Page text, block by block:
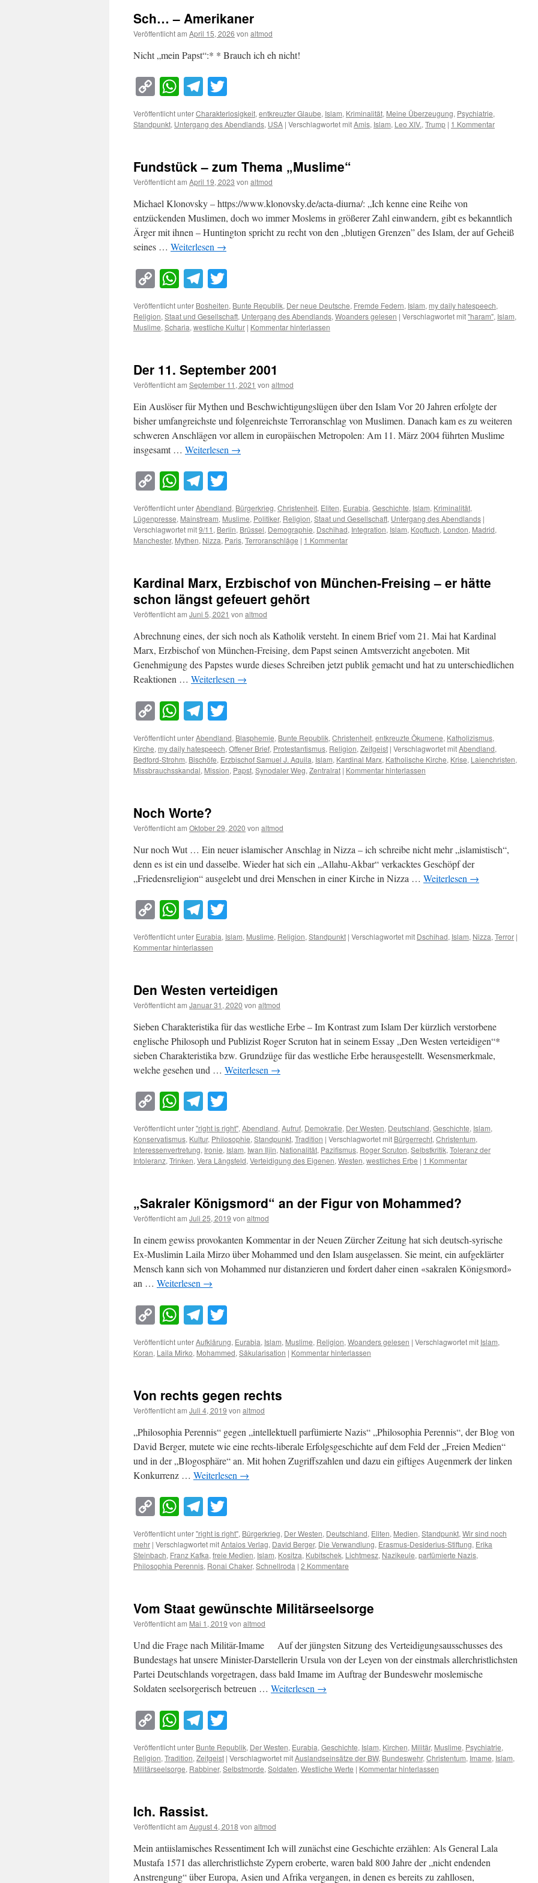
Sch… – Amerikaner
Veröffentlicht am April 15, 2026 von altmod
Nicht „mein Papst“:* * Brauch ich eh nicht!
Copy
Link
WhatsApp
Telegram
Veröffentlicht unterCharakterlosigkeit,entkreuzter Glaube, Islam, Kriminalität, Meine Überzeugung, Psychiatrie,
Standpunkt, Untergang des Abendlands, USA | Verschlagwortet mitAmis, Islam, Leo XIV.,Trump | 1 Kommentar
Fundstück – zum Thema „Muslime“
Veröffentlicht am April 19, 2023 von altmod
Michael Klonovsky – https://www.klonovsky.de/acta-diurna/: „Ich kenne eine Reihe von
entzückenden Muslimen, doch wo immer Moslems in größerer Zahl einwandern, gibt es bekanntlich
Ärger mit ihnen – Huntington spricht zu recht von den „blutigen Grenzen” des Islam, der auf Geheiß
seines … Weiterlesen →
Copy
Link
WhatsApp
Telegram
Veröffentlicht unter Bosheiten, Bunte Republik, Der neue Deutsche, Fremde Federn, Islam, my daily hatespeech,
Religion, Staat und Gesellschaft, Untergang des Abendlands, Woanders gelesen | Verschlagwortet mit"haram", Islam,
Muslime, Scharia, westliche Kultur | Kommentar hinterlassen
Der 11. September 2001
Veröffentlicht am September 11, 2021 von altmod
Ein Auslöser für Mythen und Beschwichtigungslügen über den Islam Vor 20 Jahren erfolgte der
bisher umfangreichste und folgenreichste Terroranschlag von Muslimen. Danach kam es zu weiteren
schweren Anschlägen vor allem in europäischen Metropolen: Am 11. März 2004 führten Muslime
insgesamt … Weiterlesen →
Copy
Link
WhatsApp
Telegram
Veröffentlicht unterAbendland, Bürgerkrieg, Christenheit, Eliten, Eurabia, Geschichte, Islam, Kriminalität,
Lügenpresse, Mainstream, Muslime, Politiker, Religion, Staat und Gesellschaft, Untergang des Abendlands |
Verschlagwortet mit9/11 , Berlin, Brüssel, Demographie, Dschihad, Integration, Islam, Kopftuch, London, Madrid,
Manchester, Mythen, Nizza, Paris, Terroranschläge | 1 Kommentar
Kardinal Marx, Erzbischof von München-Freising – er hätte
schon längst gefeuert gehört
Veröffentlicht am Juni 5, 2021 von altmod
Abrechnung eines, der sich noch als Katholik versteht. In einem Brief vom 21. Mai hat Kardinal
Marx, Erzbischof von München-Freising, dem Papst seinen Amtsverzicht angeboten. Mit
Genehmigung des Papstes wurde dieses Schreiben jetzt publik gemacht und hat zu unterschiedlichen
Reaktionen … Weiterlesen →
Copy
Link
WhatsApp
Telegram
Veröffentlicht unterAbendland, Blasphemie, Bunte Republik, Christenheit, entkreuzte Ökumene, Katholizismus,
Kirche, my daily hatespeech, Offener Brief, Protestantismus, Religion, Zeitgeist | Verschlagwortet mitAbendland,
Bedford-Strohm, Bischöfe, Erzbischof Samuel J. Aquila, Islam, Kardinal Marx, Katholische Kirche, Krise, Laienchristen,
Missbrauchsskandal, Mission, Papst, Synodaler Weg, Zentralrat | Kommentar hinterlassen
Noch Worte?
Veröffentlicht am Oktober 29, 2020 von altmod
Nur noch Wut … Ein neuer islamischer Anschlag in Nizza – ich schreibe nicht mehr „islamistisch“,
denn es ist ein und dasselbe. Wieder hat sich ein „Allahu-Akbar“ verkacktes Geschöpf der
„Friedensreligion“ ausgelebt und drei Menschen in einer Kirche in Nizza … Weiterlesen →
Copy
Link
WhatsApp
Telegram
Veröffentlicht unter Eurabia, Islam, Muslime, Religion, Standpunkt | Verschlagwortet mit Dschihad, Islam, Nizza, Terror |
Kommentar hinterlassen
Den Westen verteidigen
Veröffentlicht am Januar 31, 2020 von altmod
Sieben Charakteristika für das westliche Erbe – Im Kontrast zum Islam Der kürzlich verstorbene
englische Philosoph und Publizist Roger Scruton hat in seinem Essay „Den Westen verteidigen“*
sieben Charakteristika bzw. Grundzüge für das westliche Erbe herausgestellt. Wesensmerkmale,
welche gesehen und … Weiterlesen →
Copy
Link
WhatsApp
Telegram
Veröffentlicht unter"right is right",Abendland,Aufruf, Demokratie, Der Westen, Deutschland,Geschichte, Islam,
Konservatismus, Kultur, Philosophie,Standpunkt,Tradition | Verschlagwortet mit Bürgerrecht,Christentum,
Interessenvertretung, Ironie, Islam, Iwan Iljin, Nationalität, Pazifismus, Roger Scruton,Selbstkritik,Toleranz der
Intoleranz,Trinken,Vera Längsfeld,Verteidigung des Eigenen,Westen,westliches Erbe | 1 Kommentar
„Sakraler Königsmord“ an der Figur von Mohammed?
Veröffentlicht am Juli 25, 2019 von altmod
In einem gewiss provokanten Kommentar in der Neuen Zürcher Zeitung hat sich deutsch-syrische
Ex-Muslimin Laila Mirzo über Mohammed und den Islam ausgelassen. Sie meint, ein aufgeklärter
Mensch kann sich von Mohammed nur distanzieren und fordert daher einen «sakralen Königsmord»
an … Weiterlesen →
Copy
Link
WhatsApp
Telegram
Veröffentlicht unterAufklärung, Eurabia, Islam, Muslime, Religion, Woanders gelesen | Verschlagwortet mit Islam,
Koran, Laila Mirko, Mohammed, Säkularisation | Kommentar hinterlassen
Von rechts gegen rechts
Veröffentlicht am Juli 4, 2019 von altmod
„Philosophia Perennis“ gegen „intellektuell parfümierte Nazis“ „Philosophia Perennis“, der Blog von
David Berger, mutete wie eine rechts-liberale Erfolgsgeschichte auf dem Feld der „Freien Medien“
und in der „Blogosphäre“ an. Mit hohen Zugriffszahlen und dazu ein giftiges Augenmerk der linken
Konkurrenz … Weiterlesen →
Copy
Link
WhatsApp
Telegram
Veröffentlicht unter"right is right", Bürgerkrieg, Der Westen, Deutschland, Eliten, Medien, Standpunkt, Wir sind noch
mehr | Verschlagwortet mitAntaios Verlag, David Berger, Die Verwandlung, Erasmus-Desiderius-Stiftung, Erika
Steinbach, Franz Kafka, freie Medien, Islam, Kositza, Kubitschek, Lichtmesz, Nazikeule, parfümierte Nazis,
Philosophia Perennis, Ronai Chaker, Schnellroda | 2 Kommentare
Vom Staat gewünschte Militärseelsorge
Veröffentlicht am Mai 1, 2019 von altmod
Und die Frage nach Militär-Imame Auf der jüngsten Sitzung des Verteidigungsausschusses des
Bundestags hat unsere Minister-Darstellerin Ursula von der Leyen von der einstmals allerchristlichsten
Partei Deutschlands vorgetragen, dass bald Imame im Auftrag der Bundeswehr moslemische
Soldaten seelsorgerisch betreuen … Weiterlesen →
Copy
Link
WhatsApp
Telegram
Veröffentlicht unter Bunte Republik, Der Westen, Eurabia, Geschichte, Islam, Kirchen, Militär, Muslime, Psychiatrie,
Religion, Tradition, Zeitgeist | Verschlagwortet mitAuslandseinsätze der BW, Bundeswehr, Christentum, Imame, Islam,
Militärseelsorge, Rabbiner, Selbstmorde, Soldaten, Westliche Werte | Kommentar hinterlassen
Ich. Rassist.
Veröffentlicht am August 4, 2018 von altmod
Mein antiislamisches Ressentiment Ich will zunächst eine Geschichte erzählen: Als General Lala
Mustafa 1571 das allerchristlichste Zypern eroberte, waren bald 800 Jahre der „nicht endenden
Anstrengung“ über Europa, Asien und Afrika vergangen, in denen es bereits zu zahllosen,